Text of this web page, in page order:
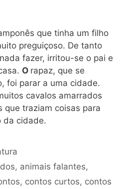
que tinha um filho
preguiçoso. De tanto
fazer, irritou-se o pai e
O rapaz, que se
foi parar a uma cidade.
cavalos amarrados
que traziam coisas para
da cidade.
, animais falantes,
, contos curtos, contos